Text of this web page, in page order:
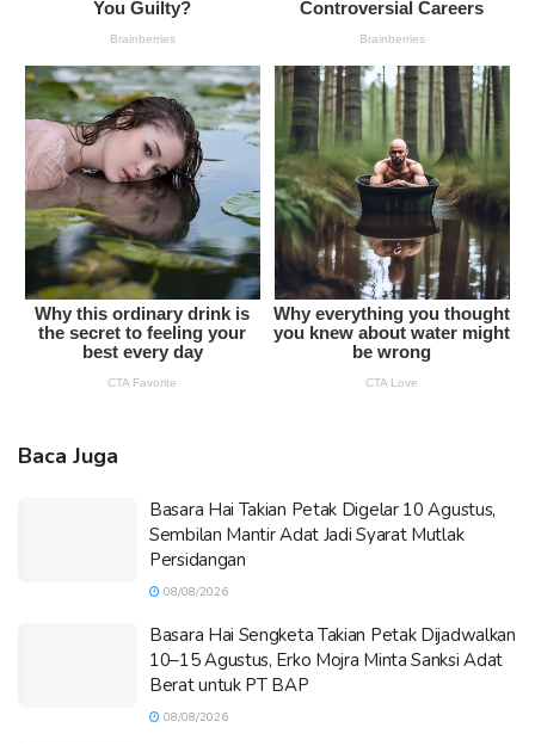
Baca Juga
Basara Hai Takian Petak Digelar 10 Agustus,
Sembilan Mantir Adat Jadi Syarat Mutlak
Persidangan
08/08/2026
Basara Hai Sengketa Takian Petak Dijadwalkan
10–15 Agustus, Erko Mojra Minta Sanksi Adat
Berat untuk PT BAP
08/08/2026